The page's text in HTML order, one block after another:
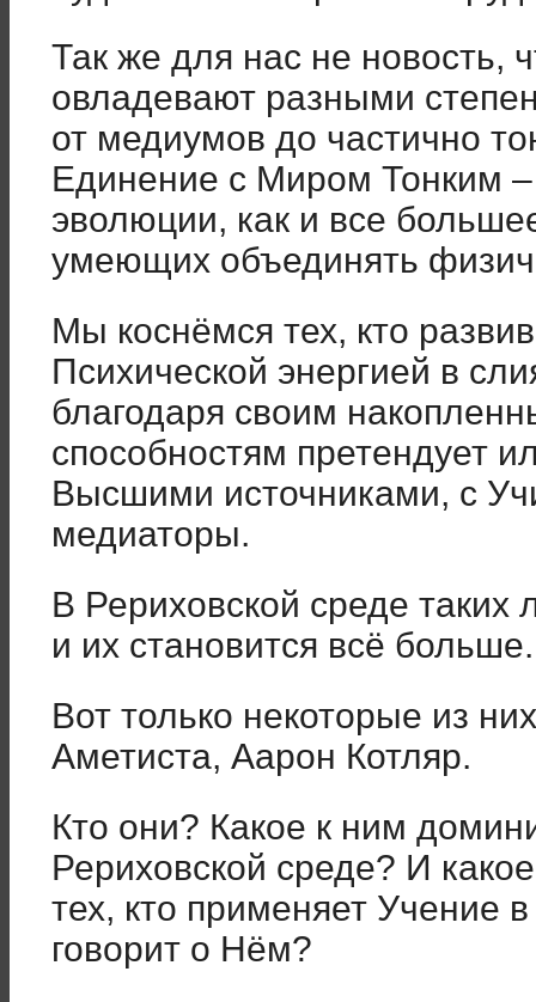
Так же для нас не новость,
овладевают разными
от медиумов до частично
Единение с Миром Тонким
эволюции, как и все
умеющих объединять
Мы коснёмся тех, кто
Психической энергией в
благодаря своим
способностям претендует
Высшими источниками, с
медиаторы.
В Рериховской среде
и их становится всё больше.
Вот только некоторые из
Аметиста, Аарон Котляр.
Кто они? Какое к ним
Рериховской среде? И
тех, кто применяет Учение
говорит о Нём?